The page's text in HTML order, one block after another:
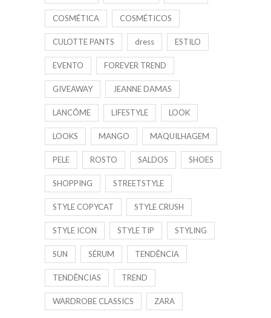
COSMÉTICA COSMÉTICOS
CULOTTE PANTS dress ESTILO
EVENTO FOREVER TREND
GIVEAWAY JEANNE DAMAS
LANCÔME LIFESTYLE LOOK
LOOKS MANGO MAQUILHAGEM
PELE ROSTO SALDOS SHOES
SHOPPING STREETSTYLE
STYLE COPYCAT STYLE CRUSH
STYLE ICON STYLE TIP STYLING
SUN SÉRUM TENDÊNCIA
TENDÊNCIAS TREND
WARDROBE CLASSICS ZARA